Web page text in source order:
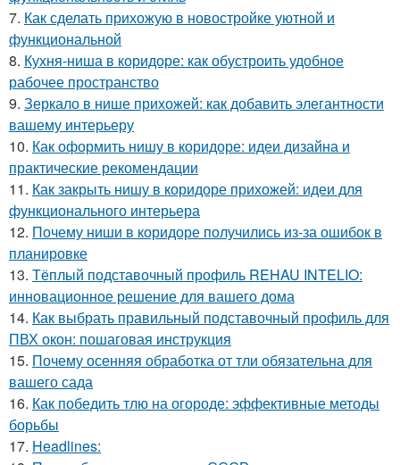
7. Как сделать прихожую в новостройке уютной и
функциональной
8. Кухня-ниша в коридоре: как обустроить удобное
рабочее пространство
9. Зеркало в нише прихожей: как добавить элегантности
вашему интерьеру
10. Как оформить нишу в коридоре: идеи дизайна и
практические рекомендации
11. Как закрыть нишу в коридоре прихожей: идеи для
функционального интерьера
12. Почему ниши в коридоре получились из-за ошибок в
планировке
13. Тёплый подставочный профиль REHAU INTELIO:
инновационное решение для вашего дома
14. Как выбрать правильный подставочный профиль для
ПВХ окон: пошаговая инструкция
15. Почему осенняя обработка от тли обязательна для
вашего сада
16. Как победить тлю на огороде: эффективные методы
борьбы
17. Headlines: